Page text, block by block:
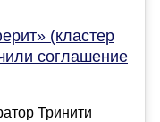
(кластер
соглашение
Тринити